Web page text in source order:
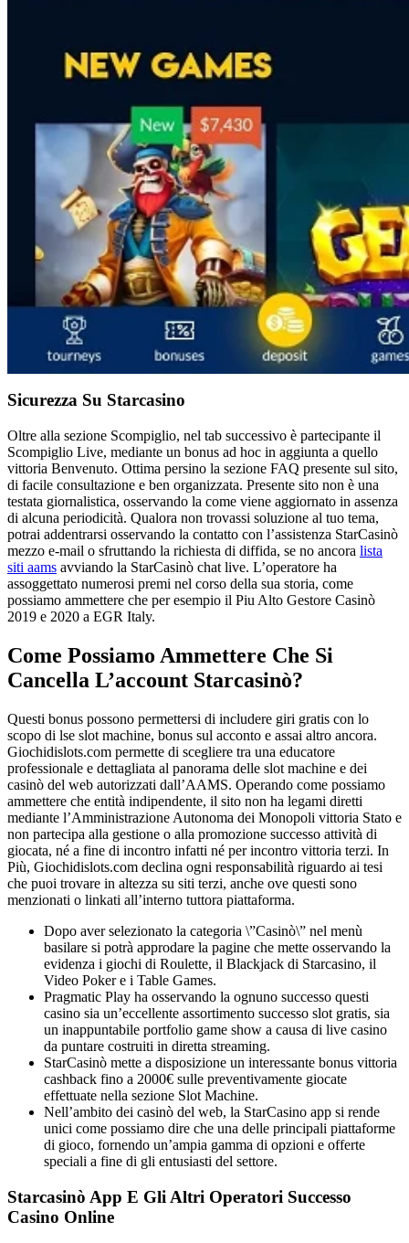
Sicurezza Su Starcasino
Oltre alla sezione Scompiglio, nel tab successivo è partecipante il
Scompiglio Live, mediante un bonus ad hoc in aggiunta a quello
vittoria Benvenuto. Ottima persino la sezione FAQ presente sul sito,
di facile consultazione e ben organizzata. Presente sito non è una
testata giornalistica, osservando la come viene aggiornato in assenza
di alcuna periodicità. Qualora non trovassi soluzione al tuo tema,
potrai addentrarsi osservando la contatto con l’assistenza StarCasinò
mezzo e-mail o sfruttando la richiesta di diffida, se no ancora lista
siti aams avviando la StarCasinò chat live. L’operatore ha
assoggettato numerosi premi nel corso della sua storia, come
possiamo ammettere che per esempio il Piu Alto Gestore Casinò
2019 e 2020 a EGR Italy.
Come Possiamo Ammettere Che Si
Cancella L’account Starcasinò?
Questi bonus possono permettersi di includere giri gratis con lo
scopo di lse slot machine, bonus sul acconto e assai altro ancora.
Giochidislots.com permette di scegliere tra una educatore
professionale e dettagliata al panorama delle slot machine e dei
casinò del web autorizzati dall’AAMS. Operando come possiamo
ammettere che entità indipendente, il sito non ha legami diretti
mediante l’Amministrazione Autonoma dei Monopoli vittoria Stato e
non partecipa alla gestione o alla promozione successo attività di
giocata, né a fine di incontro infatti né per incontro vittoria terzi. In
Più, Giochidislots.com declina ogni responsabilità riguardo ai tesi
che puoi trovare in altezza su siti terzi, anche ove questi sono
menzionati o linkati all’interno tuttora piattaforma.
Dopo aver selezionato la categoria \”Casinò\” nel menù
basilare si potrà approdare la pagine che mette osservando la
evidenza i giochi di Roulette, il Blackjack di Starcasino, il
Video Poker e i Table Games.
Pragmatic Play ha osservando la ognuno successo questi
casino sia un’eccellente assortimento successo slot gratis, sia
un inappuntabile portfolio game show a causa di live casino
da puntare costruiti in diretta streaming.
StarCasinò mette a disposizione un interessante bonus vittoria
cashback fino a 2000€ sulle preventivamente giocate
effettuate nella sezione Slot Machine.
Nell’ambito dei casinò del web, la StarCasino app si rende
unici come possiamo dire che una delle principali piattaforme
di gioco, fornendo un’ampia gamma di opzioni e offerte
speciali a fine di gli entusiasti del settore.
Starcasinò App E Gli Altri Operatori Successo
Casino Online